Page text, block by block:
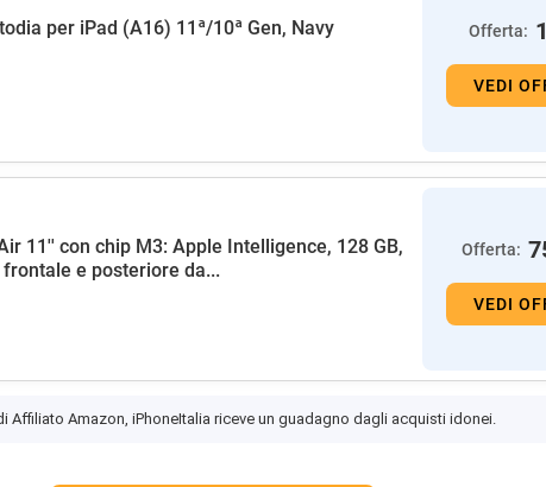
per iPad (A16) 11ª/10ª Gen, Navy Offerta:
VEDI
11'' con chip M3: Apple Intelligence, 128 GB,
e posteriore da...
Offerta:
VEDI
Affiliato Amazon, iPhoneItalia riceve un guadagno dagli acquisti idonei.